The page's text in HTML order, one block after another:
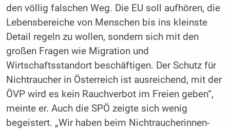
den völlig falschen Weg. Die EU soll aufhören, die
Lebensbereiche von Menschen bis ins kleinste
Detail regeln zu wollen, sondern sich mit den
großen Fragen wie Migration und
Wirtschaftsstandort beschäftigen. Der Schutz für
Nichtraucher in Österreich ist ausreichend, mit der
ÖVP wird es kein Rauchverbot im Freien geben“,
meinte er. Auch die SPÖ zeigte sich wenig
begeistert. „Wir haben beim Nichtraucherinnen-